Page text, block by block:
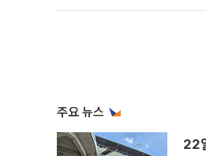
주요 뉴스
22